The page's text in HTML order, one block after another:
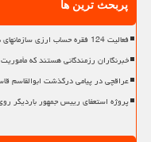
پربحث ترین ها
فعالیت 124 فقره حساب ارزی سازمانهای دولتی خارج از حساب واحد خزانه
خبرنگاران رزمندگانی هستند که
عراقچی در پیامی درگذشت ابوالقاسم
پروژه استعفای رییس جمهور باردیگر